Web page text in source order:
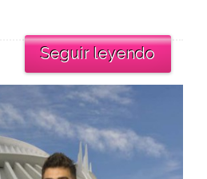
Seguir leyendo